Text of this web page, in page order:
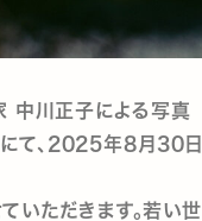
中川正子による写真
にて、2025年8月30日
いただきます。若い世